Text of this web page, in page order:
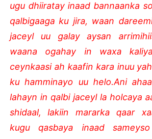
ugu dhiiratay inaad bannaanka
qalbigaaga ku jira, waan
jaceyl uu galay aysan
waana ogahay in waxa
ceynkaasi ah kaafin kara inuu
ku hamminayo uu helo.Ani
lahayn in qalbi jaceyl la holcaya
shidaal, lakiin mararka qaar
kugu qasbaya inaad